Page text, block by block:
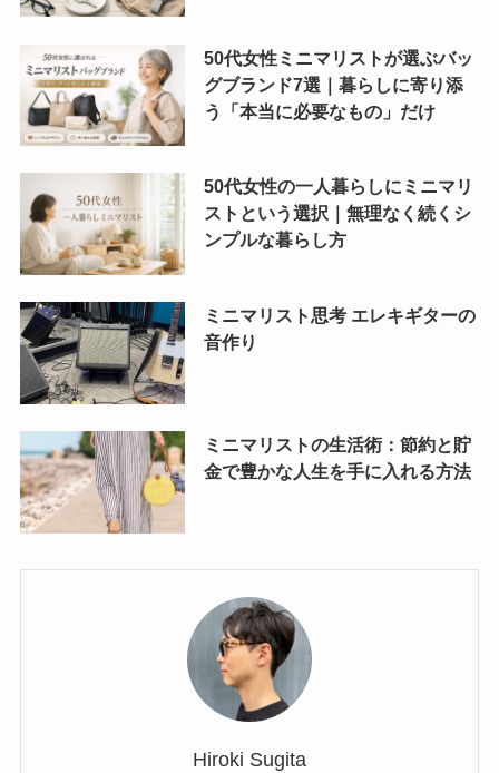
50代女性ミニマリストが選ぶバッ
グブランド7選｜暮らしに寄り添
う「本当に必要なもの」だけ
50代女性の一人暮らしにミニマリ
ストという選択｜無理なく続くシ
ンプルな暮らし方
ミニマリスト思考 エレキギターの
音作り
ミニマリストの生活術：節約と貯
金で豊かな人生を手に入れる方法
Hiroki Sugita